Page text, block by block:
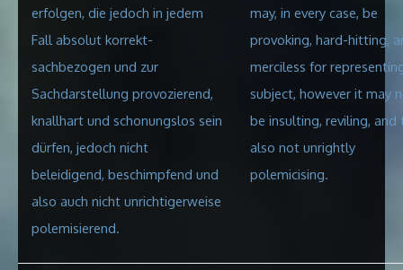
erfolgen, die jedoch in jedem
Fall absolut korrekt-
sachbezogen und zur
Sachdarstellung provozierend,
knallhart und schonungslos sein
dürfen, jedoch nicht
beleidigend, beschimpfend und
also auch nicht unrichtigerweise
polemisierend.
may, in every case, be
provoking, hard-hitting,
merciless for
subject, however it may
be insulting, reviling, and
also not unrightly
polemicising.